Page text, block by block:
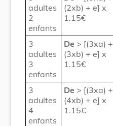
adultes
2
enfants
(2xb) + e] x
1.15€
3
adultes
3
enfants
De > [(3xa) +
(3xb) + e] x
1.15€
3
adultes
4
enfants
De > [(3xa) +
(4xb) + e] x
1.15€